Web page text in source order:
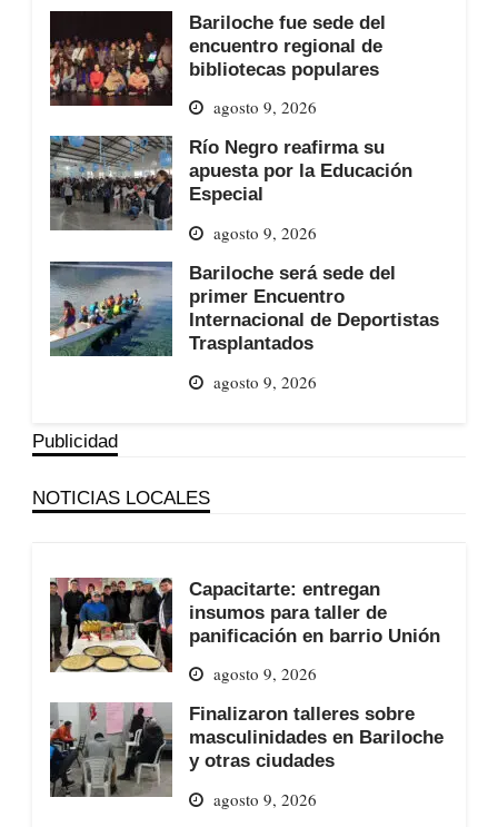
Bariloche fue sede del
encuentro regional de
bibliotecas populares
agosto 9, 2026
Río Negro reafirma su
apuesta por la Educación
Especial
agosto 9, 2026
Bariloche será sede del
primer Encuentro
Internacional de Deportistas
Trasplantados
agosto 9, 2026
Publicidad
NOTICIAS LOCALES
Capacitarte: entregan
insumos para taller de
panificación en barrio Unión
agosto 9, 2026
Finalizaron talleres sobre
masculinidades en Bariloche
y otras ciudades
agosto 9, 2026